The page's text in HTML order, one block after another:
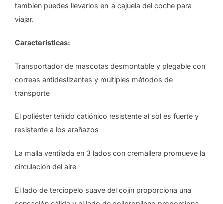
también puedes llevarlos en la cajuela del coche para
viajar.
Características:
Transportador de mascotas desmontable y plegable con
correas antideslizantes y múltiples métodos de
transporte
El poliéster teñido catiónico resistente al sol es fuerte y
resistente a los arañazos
La malla ventilada en 3 lados con cremallera promueve la
circulación del aire
El lado de terciopelo suave del cojín proporciona una